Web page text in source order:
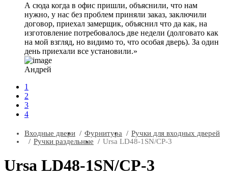
А сюда когда в офис пришли, объяснили, что нам
нужно, у нас без проблем приняли заказ, заключили
договор, приехал замерщик, объяснил что да как, на
изготовление потребовалось две недели (долговато как
на мой взгляд, но видимо то, что особая дверь). За один
день приехали все установили.
Андрей
1
2
3
4
Входные двери Фурнитура
Ручки для входных дверей
Ручки раздельные
Ursa LD48-1SN/CP-3
Ursa LD48-1SN/CP-3